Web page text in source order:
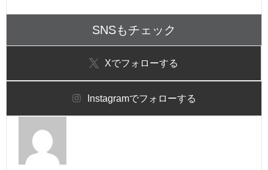
SNSもチェック
Xでフォローする
Instagramでフォローする